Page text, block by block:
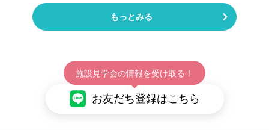
もっとみる
施設見学会の情報を受け取る！
お友だち登録はこちら